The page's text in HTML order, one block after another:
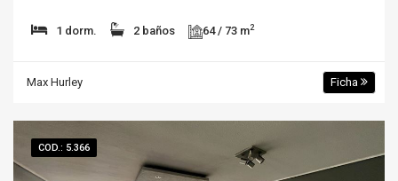
1 dorm. 2 baños 64 / 73 m2
Max Hurley Ficha
COD.: 5.366